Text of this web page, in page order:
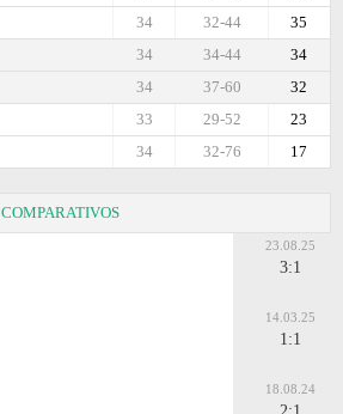
35
32-44
34
34
34-44
34
32
37-60
34
23
29-52
33
17
32-76
34
COMPARATIVOS
23.08.25
3:1
14.03.25
1:1
18.08.24